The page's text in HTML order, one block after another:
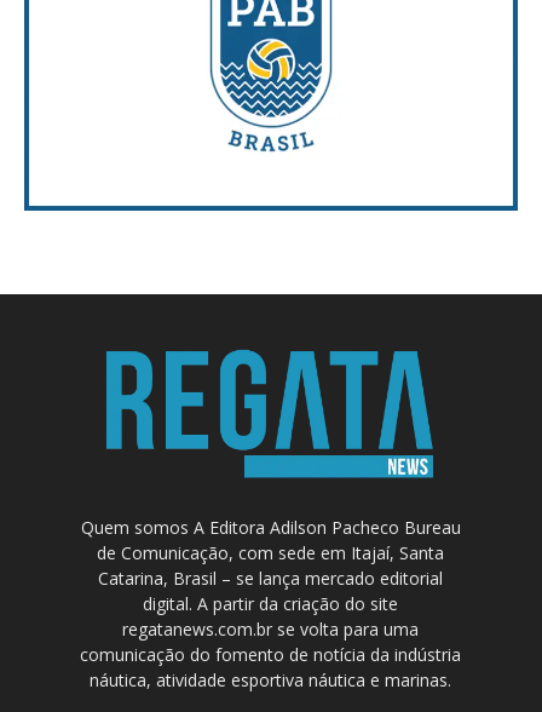
Quem somos A Editora Adilson Pacheco Bureau
de Comunicação, com sede em Itajaí, Santa
Catarina, Brasil – se lança mercado editorial
digital. A partir da criação do site
regatanews.com.br se volta para uma
comunicação do fomento de notícia da indústria
náutica, atividade esportiva náutica e marinas.